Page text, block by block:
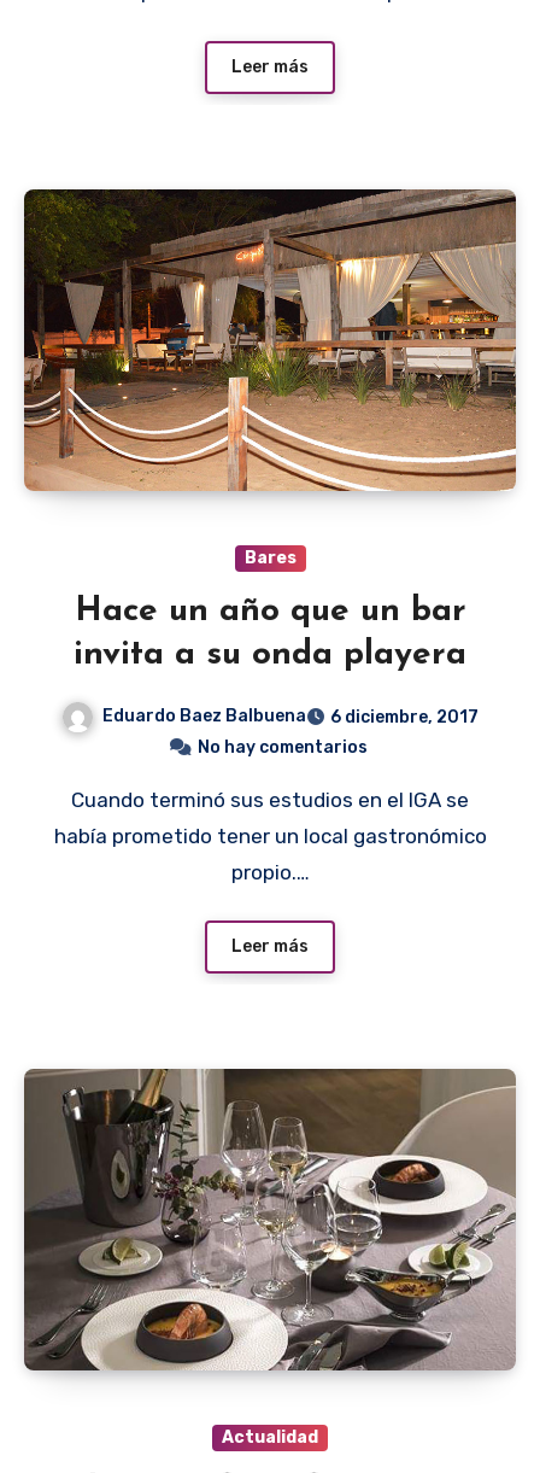
Leer más
Bares
Hace un año que un bar
invita a su onda playera
Eduardo Baez Balbuena
6 diciembre, 2017
No hay comentarios
Cuando terminó sus estudios en el IGA se
había prometido tener un local gastronómico
propio.…
Leer más
Actualidad